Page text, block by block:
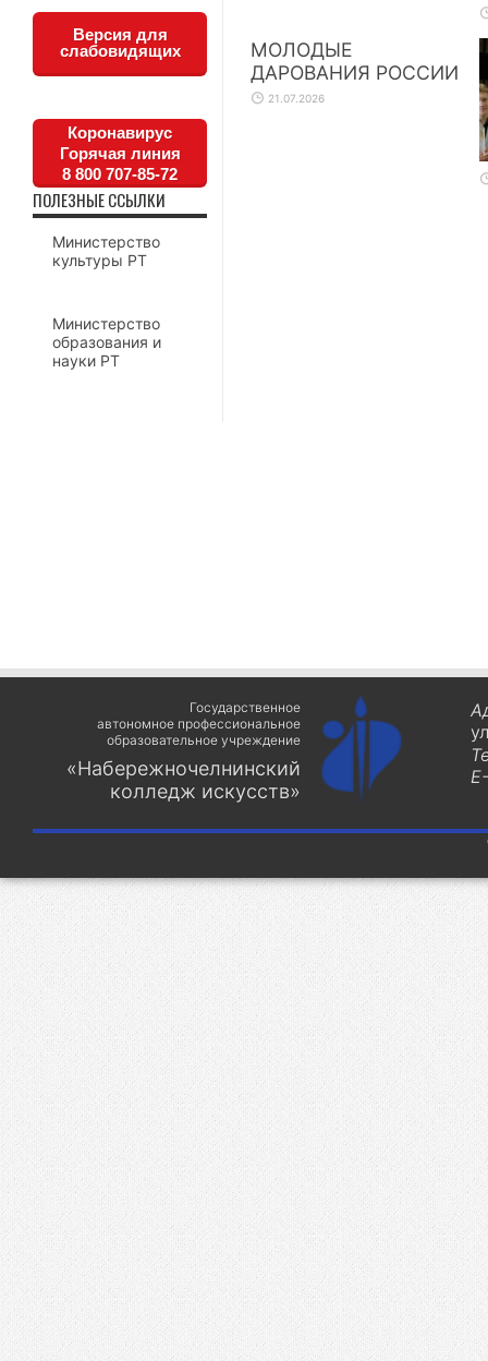
МОЛОДЫЕ
ДАРОВАНИЯ РОССИИ
21.07.2026
Версия для
слабовидящих
Коронавирус
Горячая линия
8 800 707-85-72
ПОЛЕЗНЫЕ ССЫЛКИ
Министерство
культуры РТ
Министерство
образования и
науки РТ
Государственное
автономное профессиональное
образовательное учреждение
«Набережночелнинский
колледж искусств»